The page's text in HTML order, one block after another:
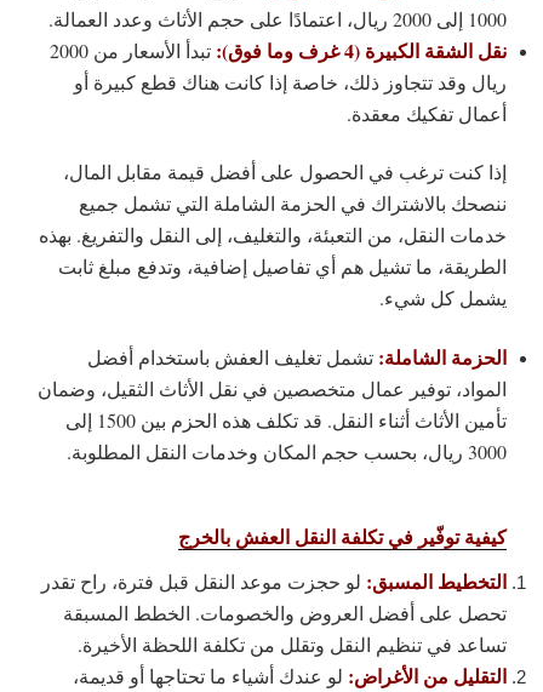
1000 إلى 2000 ريال، اعتمادًا على حجم الأثاث وعدد العمالة.
نقل الشقة الكبيرة (4 غرف وما فوق):
تبدأ الأسعار من 2000
ريال وقد تتجاوز ذلك، خاصة إذا كانت هناك قطع كبيرة أو
أعمال تفكيك معقدة.
إذا كنت ترغب في الحصول على أفضل قيمة مقابل المال،
ننصحك بالاشتراك في الحزمة الشاملة التي تشمل جميع
خدمات النقل، من التعبئة، والتغليف، إلى النقل والتفريغ. بهذه
الطريقة، ما تشيل هم أي تفاصيل إضافية، وتدفع مبلغ ثابت
يشمل كل شيء.
الحزمة الشاملة: تشمل تغليف العفش باستخدام أفضل
المواد، توفير عمال متخصصين في نقل الأثاث الثقيل، وضمان
تأمين الأثاث أثناء النقل. قد تكلف هذه الحزم بين 1500 إلى
3000 ريال، بحسب حجم المكان وخدمات النقل المطلوبة.
كيفية توفّير في تكلفة النقل العفش بالخرج
التخطيط المسبق: لو حجزت موعد النقل قبل فترة، راح تقدر
تحصل على أفضل العروض والخصومات. الخطط المسبقة
تساعد في تنظيم النقل وتقلل من تكلفة اللحظة الأخيرة.
التقليل من الأغراض: لو عندك أشياء ما تحتاجها أو قديمة،